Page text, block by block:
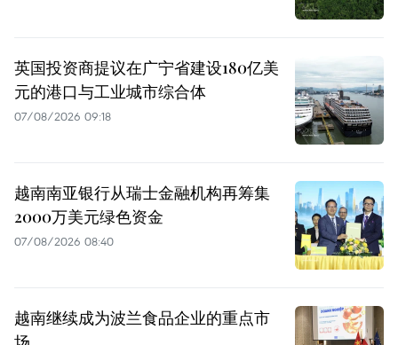
英国投资商提议在广宁省建设180亿美
元的港口与工业城市综合体
07/08/2026 09:18
越南南亚银行从瑞士金融机构再筹集
2000万美元绿色资金
07/08/2026 08:40
越南继续成为波兰食品企业的重点市